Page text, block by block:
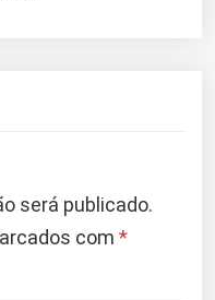
será publicado.
com *